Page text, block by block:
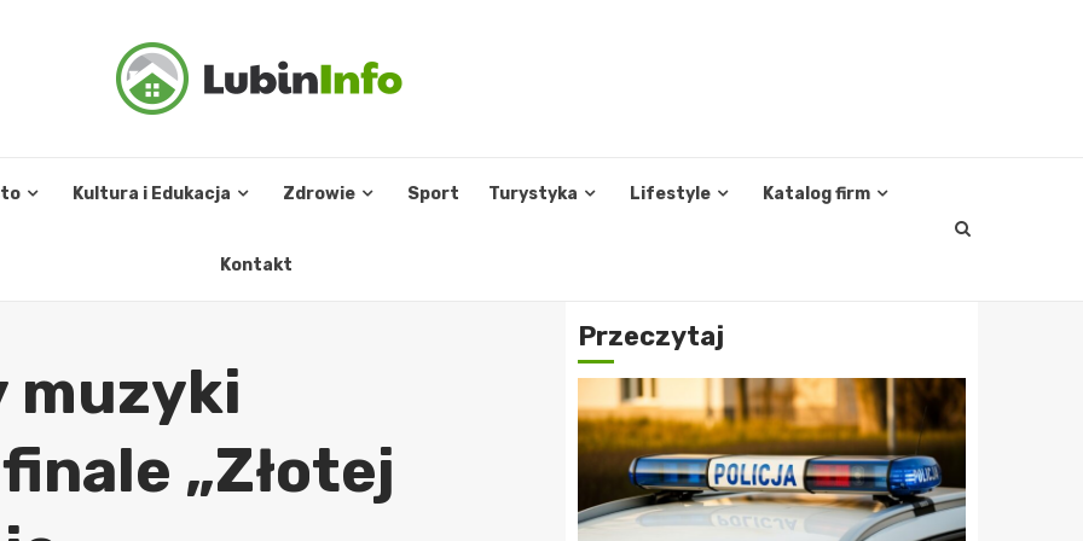
Kultura i Edukacja Zdrowie Sport Turystyka Lifestyle Katalog firm
Kontakt
muzyki
„Złotej
Przeczytaj